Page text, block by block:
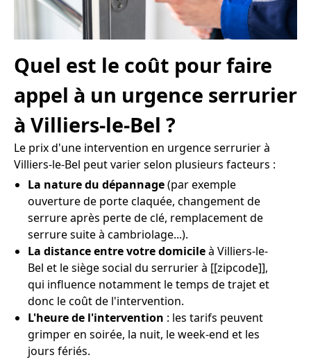
Quel est le coût pour faire
appel à un urgence serrurier
à Villiers-le-Bel ?
Le prix d'une intervention en urgence serrurier à
Villiers-le-Bel peut varier selon plusieurs facteurs :
La nature du dépannage(par exemple
ouverture de porte claquée, changement de
serrure après perte de clé, remplacement de
serrure suite à cambriolage...).
La distance entre votre domicileà Villiers-le-
Bel et le siège social du serrurier à [[zipcode]],
qui influence notamment le temps de trajet et
donc le coût de l'intervention.
L'heure de l'intervention : les tarifs peuvent
grimper en soirée, la nuit, le week-end et les
jours fériés.